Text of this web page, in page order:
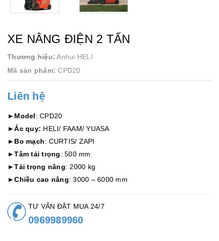
XE NÂNG ĐIỆN 2 TẤN
Thương hiệu: Anhui HELI
Mã sản phẩm: CPD20
Liên hệ
► Model: CPD20
►Ắc quy: HELI/ FAAM/ YUASA
► Bo mạch: CURTIS/ ZAPI
►Tâm tải trọng: 500 mm
►Tải trọng nâng: 2000 kg
►Chiều cao nâng: 3000 – 6000 mm
TƯ VẤN ĐẶT MUA 24/7
0969989960